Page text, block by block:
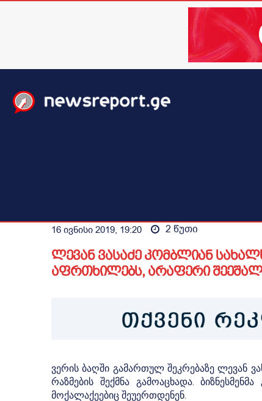
16 ივნისი 2019, 19:20 2 წუთი
ლევან ვასაძე კომბლიან
აფრთხილებს, არაფერი
ვერის ბაღში გამართულ შეკრებაზე ლევან
რაზმების შექმნა გამოაცხადა.
მოქალაქეებიც შეუერთდენენ.